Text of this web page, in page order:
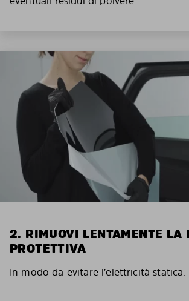
2. RIMUOVI LENTAMENTE LA
PROTETTIVA
In modo da evitare l’elettricità statica.